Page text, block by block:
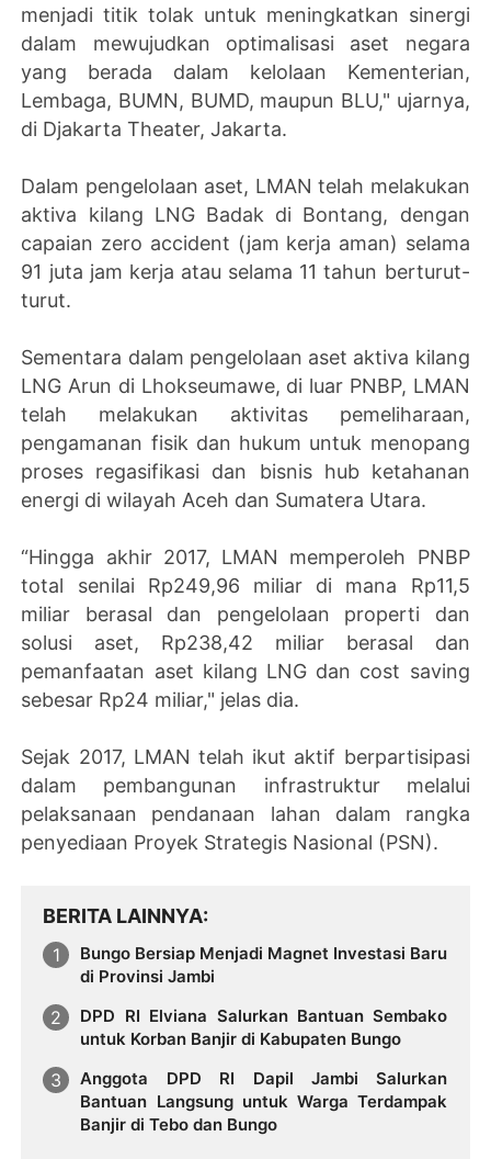
menjadi titik tolak untuk meningkatkan sinergi
dalam mewujudkan optimalisasi aset negara
yang berada dalam kelolaan Kementerian,
Lembaga, BUMN, BUMD, maupun BLU," ujarnya,
di Djakarta Theater, Jakarta.
Dalam pengelolaan aset, LMAN telah melakukan
aktiva kilang LNG Badak di Bontang, dengan
capaian zero accident (jam kerja aman) selama
91 juta jam kerja atau selama 11 tahun berturut-
turut.
Sementara dalam pengelolaan aset aktiva kilang
LNG Arun di Lhokseumawe, di luar PNBP, LMAN
telah melakukan aktivitas pemeliharaan,
pengamanan fisik dan hukum untuk menopang
proses regasifikasi dan bisnis hub ketahanan
energi di wilayah Aceh dan Sumatera Utara.
“Hingga akhir 2017, LMAN memperoleh PNBP
total senilai Rp249,96 miliar di mana Rp11,5
miliar berasal dan pengelolaan properti dan
solusi aset, Rp238,42 miliar berasal dan
pemanfaatan aset kilang LNG dan cost saving
sebesar Rp24 miliar," jelas dia.
Sejak 2017, LMAN telah ikut aktif berpartisipasi
dalam pembangunan infrastruktur melalui
pelaksanaan pendanaan lahan dalam rangka
penyediaan Proyek Strategis Nasional (PSN).
BERITA LAINNYA
Bungo Bersiap Menjadi Magnet Investasi Baru
di Provinsi Jambi
DPD RI Elviana Salurkan Bantuan Sembako
untuk Korban Banjir di Kabupaten Bungo
Anggota DPD RI Dapil Jambi Salurkan
Bantuan Langsung untuk Warga Terdampak
Banjir di Tebo dan Bungo